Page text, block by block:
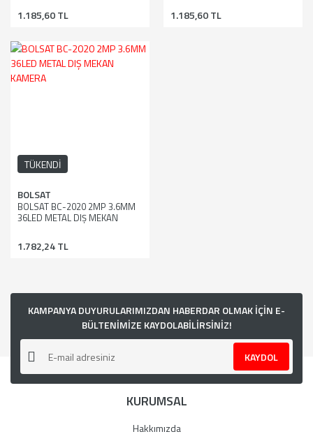
1.185,60 TL 1.185,60 TL
TÜKENDİ
BOLSAT
BOLSAT BC-2020 2MP 3.6MM
36LED METAL DIŞ MEKAN
1.782,24 TL
KAMPANYA DUYURULARIMIZDAN HABERDAR OLMAK İÇİN E-
BÜLTENİMİZE KAYDOLABİLİRSİNİZ!
KAYDOL
KURUMSAL
Hakkımızda